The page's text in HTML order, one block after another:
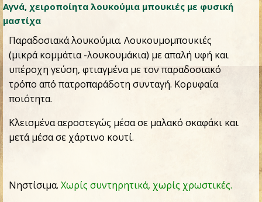
Αγνά, χειροποίητα λουκούμια μπουκιές με φυσική
μαστίχα
Παραδοσιακά λουκούμια. Λουκουμομπουκιές
(μικρά κομμάτια -λουκουμάκια) με απαλή υφή και
υπέροχη γεύση, φτιαγμένα με τον παραδοσιακό
τρόπο από πατροπαράδοτη συνταγή. Κορυφαία
ποιότητα.
Κλεισμένα αεροστεγώς μέσα σε μαλακό σκαφάκι και
μετά μέσα σε χάρτινο κουτί.
Νηστίσιμα. Χωρίς συντηρητικά, χωρίς χρωστικές.